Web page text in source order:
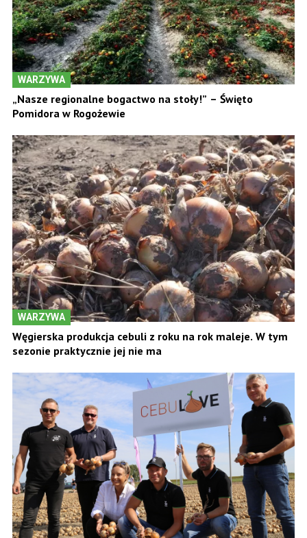
WARZYWA
„Nasze regionalne bogactwo na stoły!” – Święto
Pomidora w Rogożewie
WARZYWA
Węgierska produkcja cebuli z roku na rok maleje. W tym
sezonie praktycznie jej nie ma